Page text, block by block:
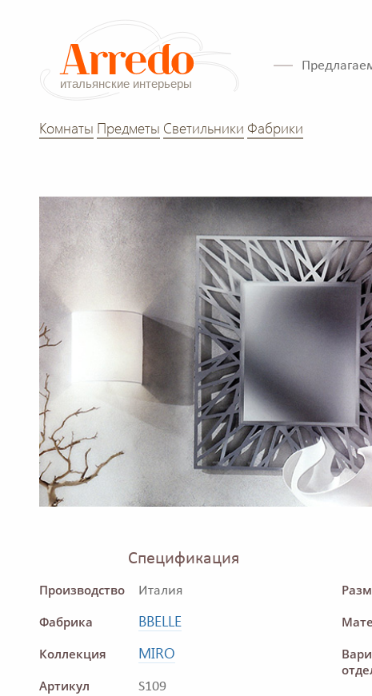
Комнаты Предметы Светильники Фабрики
Спецификация
Производство Италия
Фабрика BBELLE
Коллекция MIRO
Артикул S109